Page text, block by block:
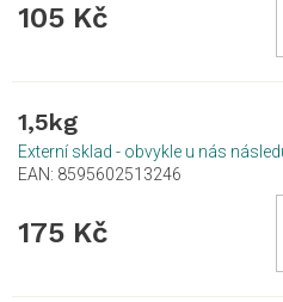
105 Kč
1,5kg
Externí sklad - obvykle u nás
EAN: 8595602513246
175 Kč